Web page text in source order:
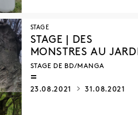
STAGE
STAGE | DES
MONSTRES AU
STAGE DE BD/MANGA
23.08.2021 31.08.2021